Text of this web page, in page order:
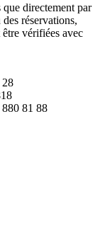
directement par
réservations,
vérifiées avec
28
81 88